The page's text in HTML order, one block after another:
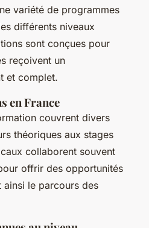
variété de programmes
différents niveaux
sont conçues pour
reçoivent un
et complet.
en France
couvrent divers
théoriques aux stages
collaborent souvent
offrir des opportunités
ainsi le parcours des